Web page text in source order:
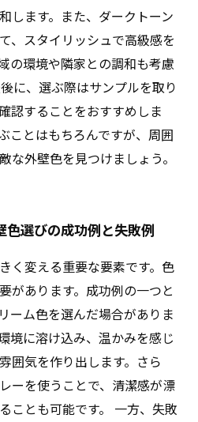
します。また、ダークトーン
、スタイリッシュで高級感を
の環境や隣家との調和も考慮
に、選ぶ際はサンプルを取り
認することをおすすめしま
ことはもちろんですが、周囲
な外壁色を見つけましょう。
色選びの成功例と失敗例
く変える重要な要素です。色
があります。成功例の一つと
ーム色を選んだ場合がありま
境に溶け込み、温かみを感じ
囲気を作り出します。さら
ーを使うことで、清潔感が漂
ことも可能です。 一方、失敗